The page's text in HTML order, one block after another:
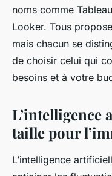
noms comme
Looker. Tous
mais chacun se
de choisir celui qui
besoins et à votre
L’intelligence
taille pour
L’intelligence